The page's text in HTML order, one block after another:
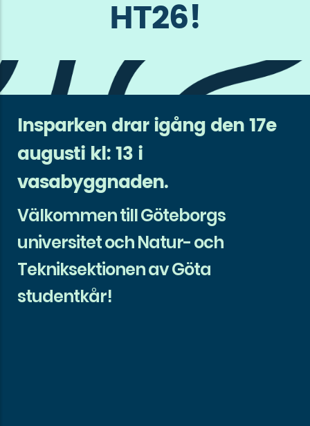
HT26!
Insparken drar igång den 17e
augusti kl: 13 i
vasabyggnaden.
Välkommen till Göteborgs
universitet och Natur- och
Tekniksektionen av Göta
studentkår!